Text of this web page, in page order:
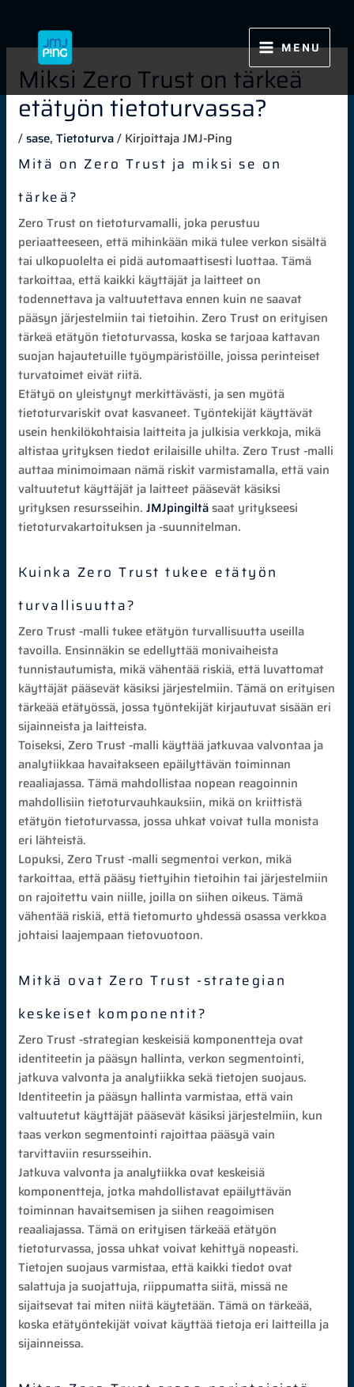
sisältöön
MENU
Miksi Zero Trust on tärkeä
etätyön tietoturvassa?
/sase,Tietoturva/ KirjoittajaJMJ-Ping
Mitä on Zero Trust ja miksi se on
tärkeä?
Zero Trust on tietoturvamalli, joka perustuu
periaatteeseen, että mihinkään mikä tulee verkon sisältä
tai ulkopuolelta ei pidä automaattisesti luottaa. Tämä
tarkoittaa, että kaikki käyttäjät ja laitteet on
todennettava ja valtuutettava ennen kuin ne saavat
pääsyn järjestelmiin tai tietoihin. Zero Trust on erityisen
tärkeä etätyön tietoturvassa, koska se tarjoaa kattavan
suojan hajautetuille työympäristöille, joissa perinteiset
turvatoimet eivät riitä.
Etätyö on yleistynyt merkittävästi, ja sen myötä
tietoturvariskit ovat kasvaneet. Työntekijät käyttävät
usein henkilökohtaisia laitteita ja julkisia verkkoja, mikä
altistaa yrityksen tiedot erilaisille uhilta. Zero Trust -malli
auttaa minimoimaan nämä riskit varmistamalla, että vain
valtuutetut käyttäjät ja laitteet pääsevät käsiksi
yrityksen resursseihin.JMJpingiltäsaat yritykseesi
tietoturvakartoituksen ja -suunnitelman.
Kuinka Zero Trust tukee etätyön
turvallisuutta?
Zero Trust -malli tukee etätyön turvallisuutta useilla
tavoilla. Ensinnäkin se edellyttää monivaiheista
tunnistautumista, mikä vähentää riskiä, että luvattomat
käyttäjät pääsevät käsiksi järjestelmiin. Tämä on erityisen
tärkeää etätyössä, jossa työntekijät kirjautuvat sisään eri
sijainneista ja laitteista.
Toiseksi, Zero Trust -malli käyttää jatkuvaa valvontaa ja
analytiikkaa havaitakseen epäilyttävän toiminnan
reaaliajassa. Tämä mahdollistaa nopean reagoinnin
mahdollisiin tietoturvauhkauksiin, mikä on kriittistä
etätyön tietoturvassa, jossa uhkat voivat tulla monista
eri lähteistä.
Lopuksi, Zero Trust -malli segmentoi verkon, mikä
tarkoittaa, että pääsy tiettyihin tietoihin tai järjestelmiin
on rajoitettu vain niille, joilla on siihen oikeus. Tämä
vähentää riskiä, että tietomurto yhdessä osassa verkkoa
johtaisi laajempaan tietovuotoon.
Mitkä ovat Zero Trust -strategian
keskeiset komponentit?
Zero Trust -strategian keskeisiä komponentteja ovat
identiteetin ja pääsyn hallinta, verkon segmentointi,
jatkuva valvonta ja analytiikka sekä tietojen suojaus.
Identiteetin ja pääsyn hallinta varmistaa, että vain
valtuutetut käyttäjät pääsevät käsiksi järjestelmiin, kun
taas verkon segmentointi rajoittaa pääsyä vain
tarvittaviin resursseihin.
Jatkuva valvonta ja analytiikka ovat keskeisiä
komponentteja, jotka mahdollistavat epäilyttävän
toiminnan havaitsemisen ja siihen reagoimisen
reaaliajassa. Tämä on erityisen tärkeää etätyön
tietoturvassa, jossa uhkat voivat kehittyä nopeasti.
Tietojen suojaus varmistaa, että kaikki tiedot ovat
salattuja ja suojattuja, riippumatta siitä, missä ne
sijaitsevat tai miten niitä käytetään. Tämä on tärkeää,
koska etätyöntekijät voivat käyttää tietoja eri laitteilla ja
sijainneissa.